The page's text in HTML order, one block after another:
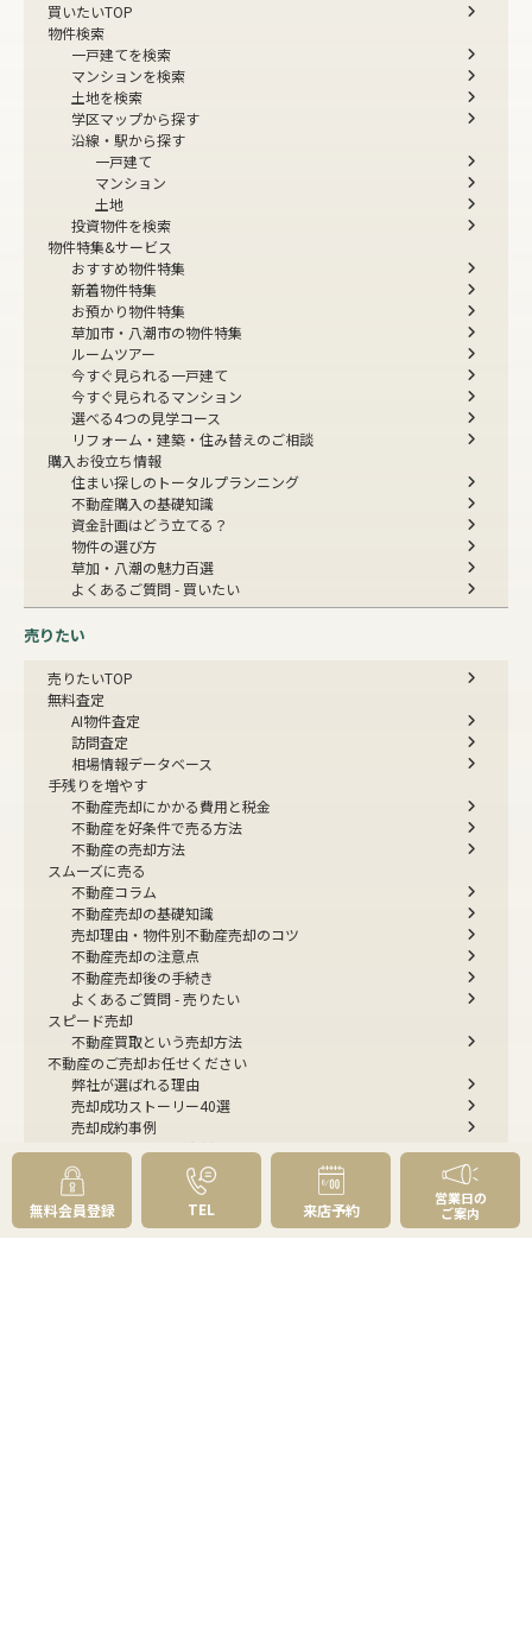
買いたいTOP
物件検索
一戸建てを検索
マンションを検索
土地を検索
学区マップから探す
沿線・駅から探す
一戸建て
マンション
土地
投資物件を検索
物件特集&サービス
おすすめ物件特集
新着物件特集
お預かり物件特集
草加市・八潮市の物件特集
ルームツアー
今すぐ見られる一戸建て
今すぐ見られるマンション
選べる4つの見学コース
リフォーム・建築・住み替えのご相談
購入お役立ち情報
住まい探しのトータルプランニング
不動産購入の基礎知識
資金計画はどう立てる？
物件の選び方
草加・八潮の魅力百選
よくあるご質問 - 買いたい
売りたい
売りたいTOP
無料査定
AI物件査定
訪問査定
相場情報データベース
手残りを増やす
不動産売却にかかる費用と税金
不動産を好条件で売る方法
不動産の売却方法
スムーズに売る
不動産コラム
不動産売却の基礎知識
売却理由・物件別不動産売却のコツ
不動産売却の注意点
不動産売却後の手続き
よくあるご質問 - 売りたい
スピード売却
不動産買取という売却方法
不動産のご売却お任せください
弊社が選ばれる理由
売却成功ストーリー40選
売却成約事例
お預かり物件掲載実例
無料実査定予約
住まいのお悩み別
無料会員登録 TEL 来店予約
営業日の
ご案内